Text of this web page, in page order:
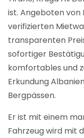
ist. Angeboten von
verifizierten
transparenten
sofortiger
komfortables und
Erkundung
Bergpässen.
Er ist mit einem
Fahrzeug wird mit